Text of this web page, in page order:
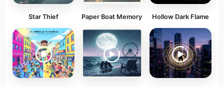
Star Thief Paper Boat Memory Hollow Dark Flame